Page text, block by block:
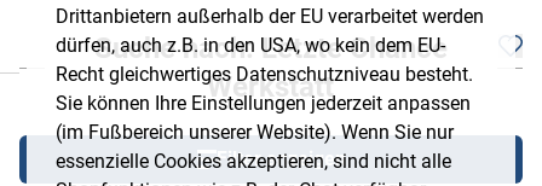
Drittanbietern außerhalb der EU verarbeitet werden
dürfen, auch z.B. in den USA, wo kein dem EU-
Recht gleichwertiges Datenschutzniveau besteht.
Sie können Ihre Einstellungen jederzeit anpassen
(im Fußbereich unserer Website). Wenn Sie nur
essenzielle Cookies akzeptieren, sind nicht alle
Suche nach: Letzte Chance
Werkstatt
Filter anzeigen